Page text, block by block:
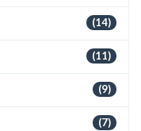
(14)
(11)
(9)
(7)